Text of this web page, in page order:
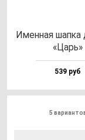
Имен­ная шап­ка
«Царь»
539 руб
5